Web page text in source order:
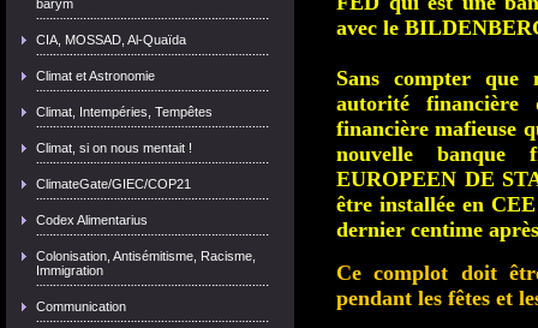
barym
CIA, MOSSAD, Al-Quaïda
Climat et Astronomie
Climat, Intempéries, Tempêtes
Climat, si on nous mentait !
ClimateGate/GIEC/COP21
Codex Alimentarius
Colonisation, Antisémitisme, Racisme,
Immigration
Communication
avec le
Sans compter que
autorité
financière mafieuse
nouvelle banque
EUROPEEN DE
être installée en
dernier centime
Ce complot doit
pendant les fêtes et